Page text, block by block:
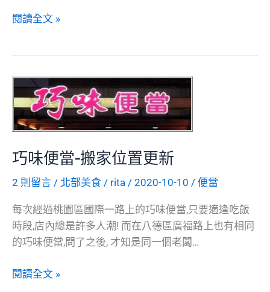
奮
閱讀全文 »
巧味便當-搬家位置更新
2 則留言 / 北部美食 / rita / 2020-10-10 / 便當
每次經過桃園區國際一路上的巧味便當,只要適逢吃飯
時段,店內總是許多人潮! 而在八德區廣福路上也有相同
的巧味便當,問了之後, 才知是同一個老闆…
巧
閱讀全文 »